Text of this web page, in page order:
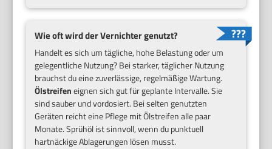
Wie oft wird der Vernichter genutzt?
Handelt es sich um tägliche, hohe Belastung oder um
gelegentliche Nutzung? Bei starker, täglicher Nutzung
brauchst du eine zuverlässige, regelmäßige Wartung.
Ölstreifeneignen sich gut für geplante Intervalle. Sie
sind sauber und vordosiert. Bei selten genutzten
Geräten reicht eine Pflege mit Ölstreifen alle paar
Monate. Sprühöl ist sinnvoll, wenn du punktuell
hartnäckige Ablagerungen lösen musst.